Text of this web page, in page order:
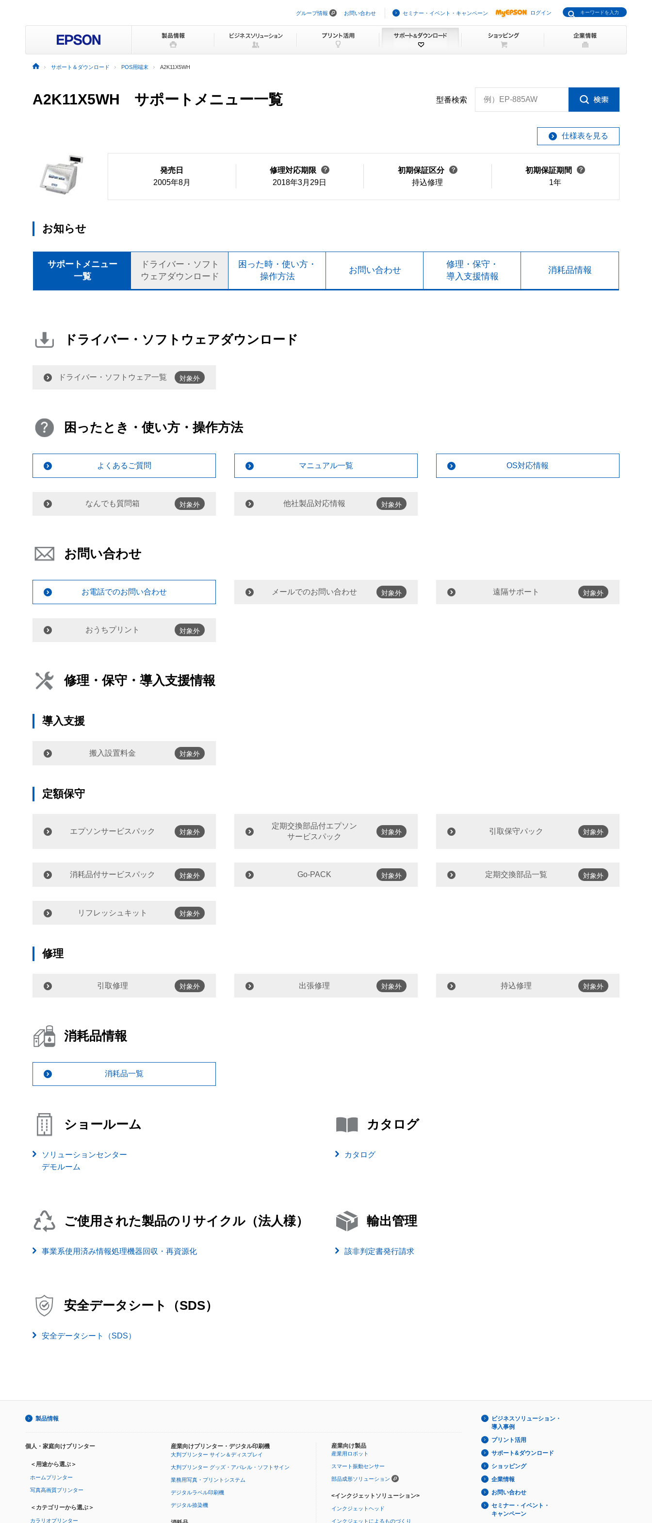
ビ
ョ
グループ情報 お問い合わせ セミナー・イベント・キャンペーン ログイン
サポート＆ダウンロード POS用端末 A2K11X5WH
A2K11X5WH サポートメニュー一覧 型番検索 例）EP-885AW
仕様表を見る
発売日
2005年8月
修理対応期限
2018年3月29日
初期保証区分
持込修理
初期保証期間
1年
お知らせ
サポートメニュー
一覧
ドライバー・ソフト
ウェアダウンロード
困った時・使い方・
操作方法
お問い合わせ
修理・保守・
導入支援情報
消耗品情報
ドライバー・ソフトウェアダウンロード
ドライバー・ソフトウェア一覧 対象外
困ったとき・使い方・操作方法
よくあるご質問 マニュアル一覧 OS対応情報
なんでも質問箱 対象外 他社製品対応情報 対象外
お問い合わせ
お電話でのお問い合わせ メールでのお問い合わせ 対象外 遠隔サポート 対象外
おうちプリント 対象外
修理・保守・導入支援情報
導入支援
搬入設置料金 対象外
定額保守
エプソンサービスパック 対象外
定期交換部品付エプソン
サービスパック
対象外 引取保守パック 対象外
消耗品付サービスパック 対象外 Go-PACK 対象外 定期交換部品一覧 対象外
リフレッシュキット 対象外
修理
引取修理 対象外 出張修理 対象外 持込修理 対象外
消耗品情報
消耗品一覧
ショールーム
ソリューションセンター
デモルーム
カタログ
カタログ
ご使用された製品のリサイクル（法人様）
事業系使用済み情報処理機器回収・再資源化
輸出管理
該非判定書発行請求
安全データシート（SDS）
安全データシート（SDS）
製品情報
個人・家庭向けプリンター
＜用途から選ぶ＞
ホームプリンター
写真高画質プリンター
＜カテゴリーから選ぶ＞
カラリオプリンター
産業向けプリンター・デジタル印刷機
大判プリンター サイン＆ディスプレイ
大判プリンター グッズ・アパレル・ソフトサイン
業務用写真・プリントシステム
デジタルラベル印刷機
デジタル捺染機
産業向け製品
産業用ロボット
スマート振動センサー
部品成形ソリューション
<インクジェットソリューション>
インクジェットヘッド
インクジェットによるものづくり
ビジネスソリューション・
導入事例
プリント活用
サポート&ダウンロード
ショッピング
企業情報
お問い合わせ
セミナー・イベント・
キャンペーン